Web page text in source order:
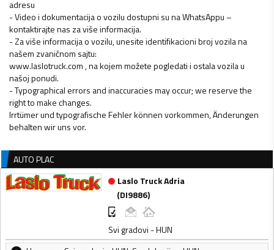
adresu
- Video i dokumentacija o vozilu dostupni su na WhatsAppu –
kontaktirajte nas za više informacija.
- Za više informacija o vozilu, unesite identifikacioni broj vozila na
našem zvaničnom sajtu:
www.laslotruck.com , na kojem možete pogledati i ostala vozila u
našoj ponudi.
- Typographical errors and inaccuracies may occur; we reserve the
right to make changes.
Irrtümer und typografische Fehler können vorkommen, Änderungen
AUTO PLAC
Laslo Truck Adria
(DI9886)
Svi gradovi - HUN